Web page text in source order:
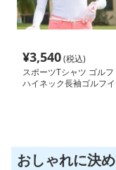
¥3,540(税込)
スポーツTシャツ ゴルフ
ハイネック長袖ゴルフイ
おしゃれに決